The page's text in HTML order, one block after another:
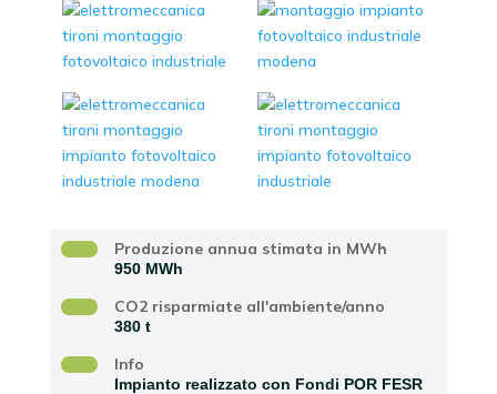
Produzione annua stimata in MWh
950 MWh
CO2 risparmiate all'ambiente/anno
380 t
Info
Impianto realizzato con Fondi POR FESR